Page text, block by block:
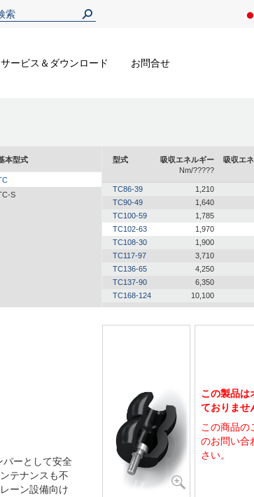
サービス＆ダウンロード お問合せ
本型式
S
型式
吸収エネルギー
Nm/?????
吸収エ
TC86-39 1,210
TC90-49
1,640
TC100-59
1,785
TC102-63
1,970
TC108-30
1,900
TC117-97
3,710
TC136-65
4,250
TC137-90
6,350
TC168-124
10,100
パーとして安全
テナンスも不
ーン設備向け
この製品は
ておりませ
この商品の
のお問い合
さい。